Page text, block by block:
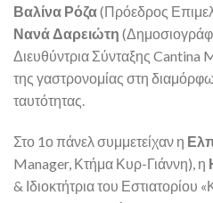
Βαλίνα Ρόζα(Πρόεδρος
Νανά Δαρειώτη
Διευθύντρια Σύνταξης Cantina
της γαστρονομίας στη
ταυτότητας.
Στο 1ο πάνελ συμμετείχαν η
Manager, Κτήμα Κυρ-Γιάννη), η
& Ιδιοκτήτρια του Εστιατορίου